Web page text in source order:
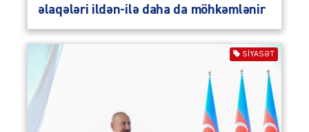
əlaqələri ildən-ilə daha da möhkəmlənir
SIYASƏT